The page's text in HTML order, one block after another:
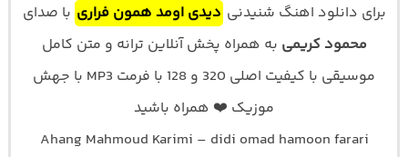
برای دانلود اهنگ شنیدنی دیدی اومد همون فراری با صدای
محمود کریمی به همراه پخش آنلاین ترانه و متن کامل
موسیقی با کیفیت اصلی 320 و 128 با فرمت MP3 با جهش
موزیک ❤️ همراه باشید
Ahang Mahmoud Karimi – didi omad hamoon farari